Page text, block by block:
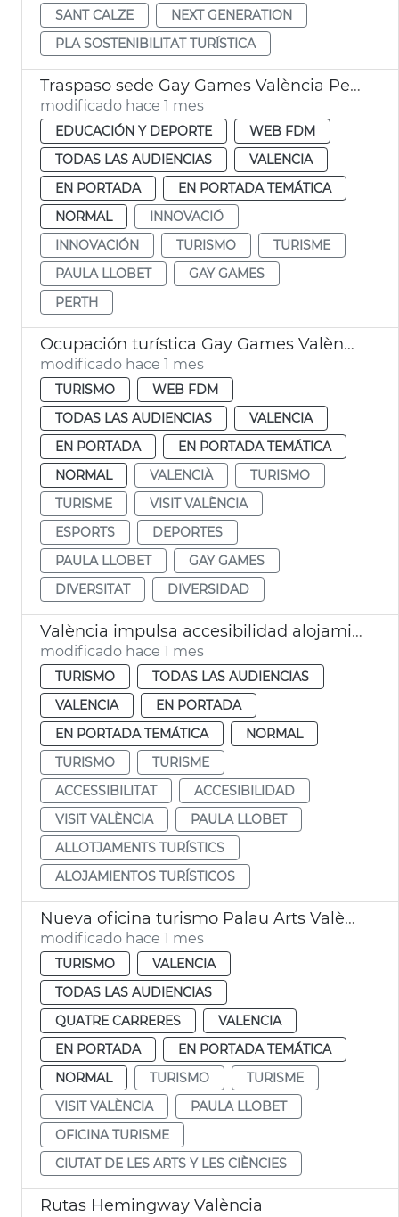
SANT CALZE
NEXT GENERATION
PLA SOSTENIBILITAT TURÍSTICA
Traspaso sede Gay Games València Perth
modificado hace 1 mes
EDUCACIÓN Y DEPORTE
WEB FDM
TODAS LAS AUDIENCIAS
VALENCIA
EN PORTADA
EN PORTADA TEMÁTICA
NORMAL
INNOVACIÓ
INNOVACIÓN
TURISMO
TURISME
PAULA LLOBET
GAY GAMES
PERTH
Ocupación turística Gay Games València 2026
modificado hace 1 mes
TURISMO
WEB FDM
TODAS LAS AUDIENCIAS
VALENCIA
EN PORTADA
EN PORTADA TEMÁTICA
NORMAL
VALENCIÀ
TURISMO
TURISME
VISIT VALÈNCIA
ESPORTS
DEPORTES
PAULA LLOBET
GAY GAMES
DIVERSITAT
DIVERSIDAD
València impulsa accesibilidad alojamientos turísticos
modificado hace 1 mes
TURISMO
TODAS LAS AUDIENCIAS
VALENCIA
EN PORTADA
EN PORTADA TEMÁTICA
NORMAL
TURISMO
TURISME
ACCESSIBILITAT
ACCESIBILIDAD
VISIT VALÈNCIA
PAULA LLOBET
ALLOTJAMENTS TURÍSTICS
ALOJAMIENTOS TURÍSTICOS
Nueva oficina turismo Palau Arts València
modificado hace 1 mes
TURISMO
VALENCIA
TODAS LAS AUDIENCIAS
QUATRE CARRERES
VALENCIA
EN PORTADA
EN PORTADA TEMÁTICA
NORMAL
TURISMO
TURISME
VISIT VALÈNCIA
PAULA LLOBET
OFICINA TURISME
CIUTAT DE LES ARTS Y LES CIÈNCIES
Rutas Hemingway València